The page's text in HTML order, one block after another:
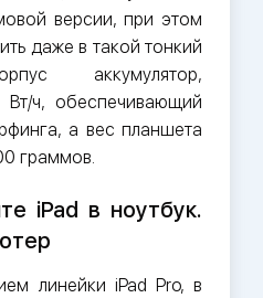
версии, при этом
даже в такой тонкий
аккумулятор,
ч, обеспечивающий
а вес планшета
граммов.
iPad в ноутбук.
линейки iPad Pro, в